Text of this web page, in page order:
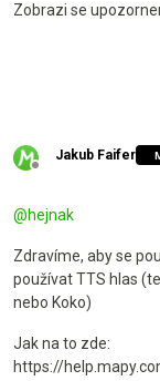
Zobrazi se
Jakub Faifer
@hejnak
Zdravíme, aby se
používat TTS hlas
nebo Koko)
Jak na to zde:
https://